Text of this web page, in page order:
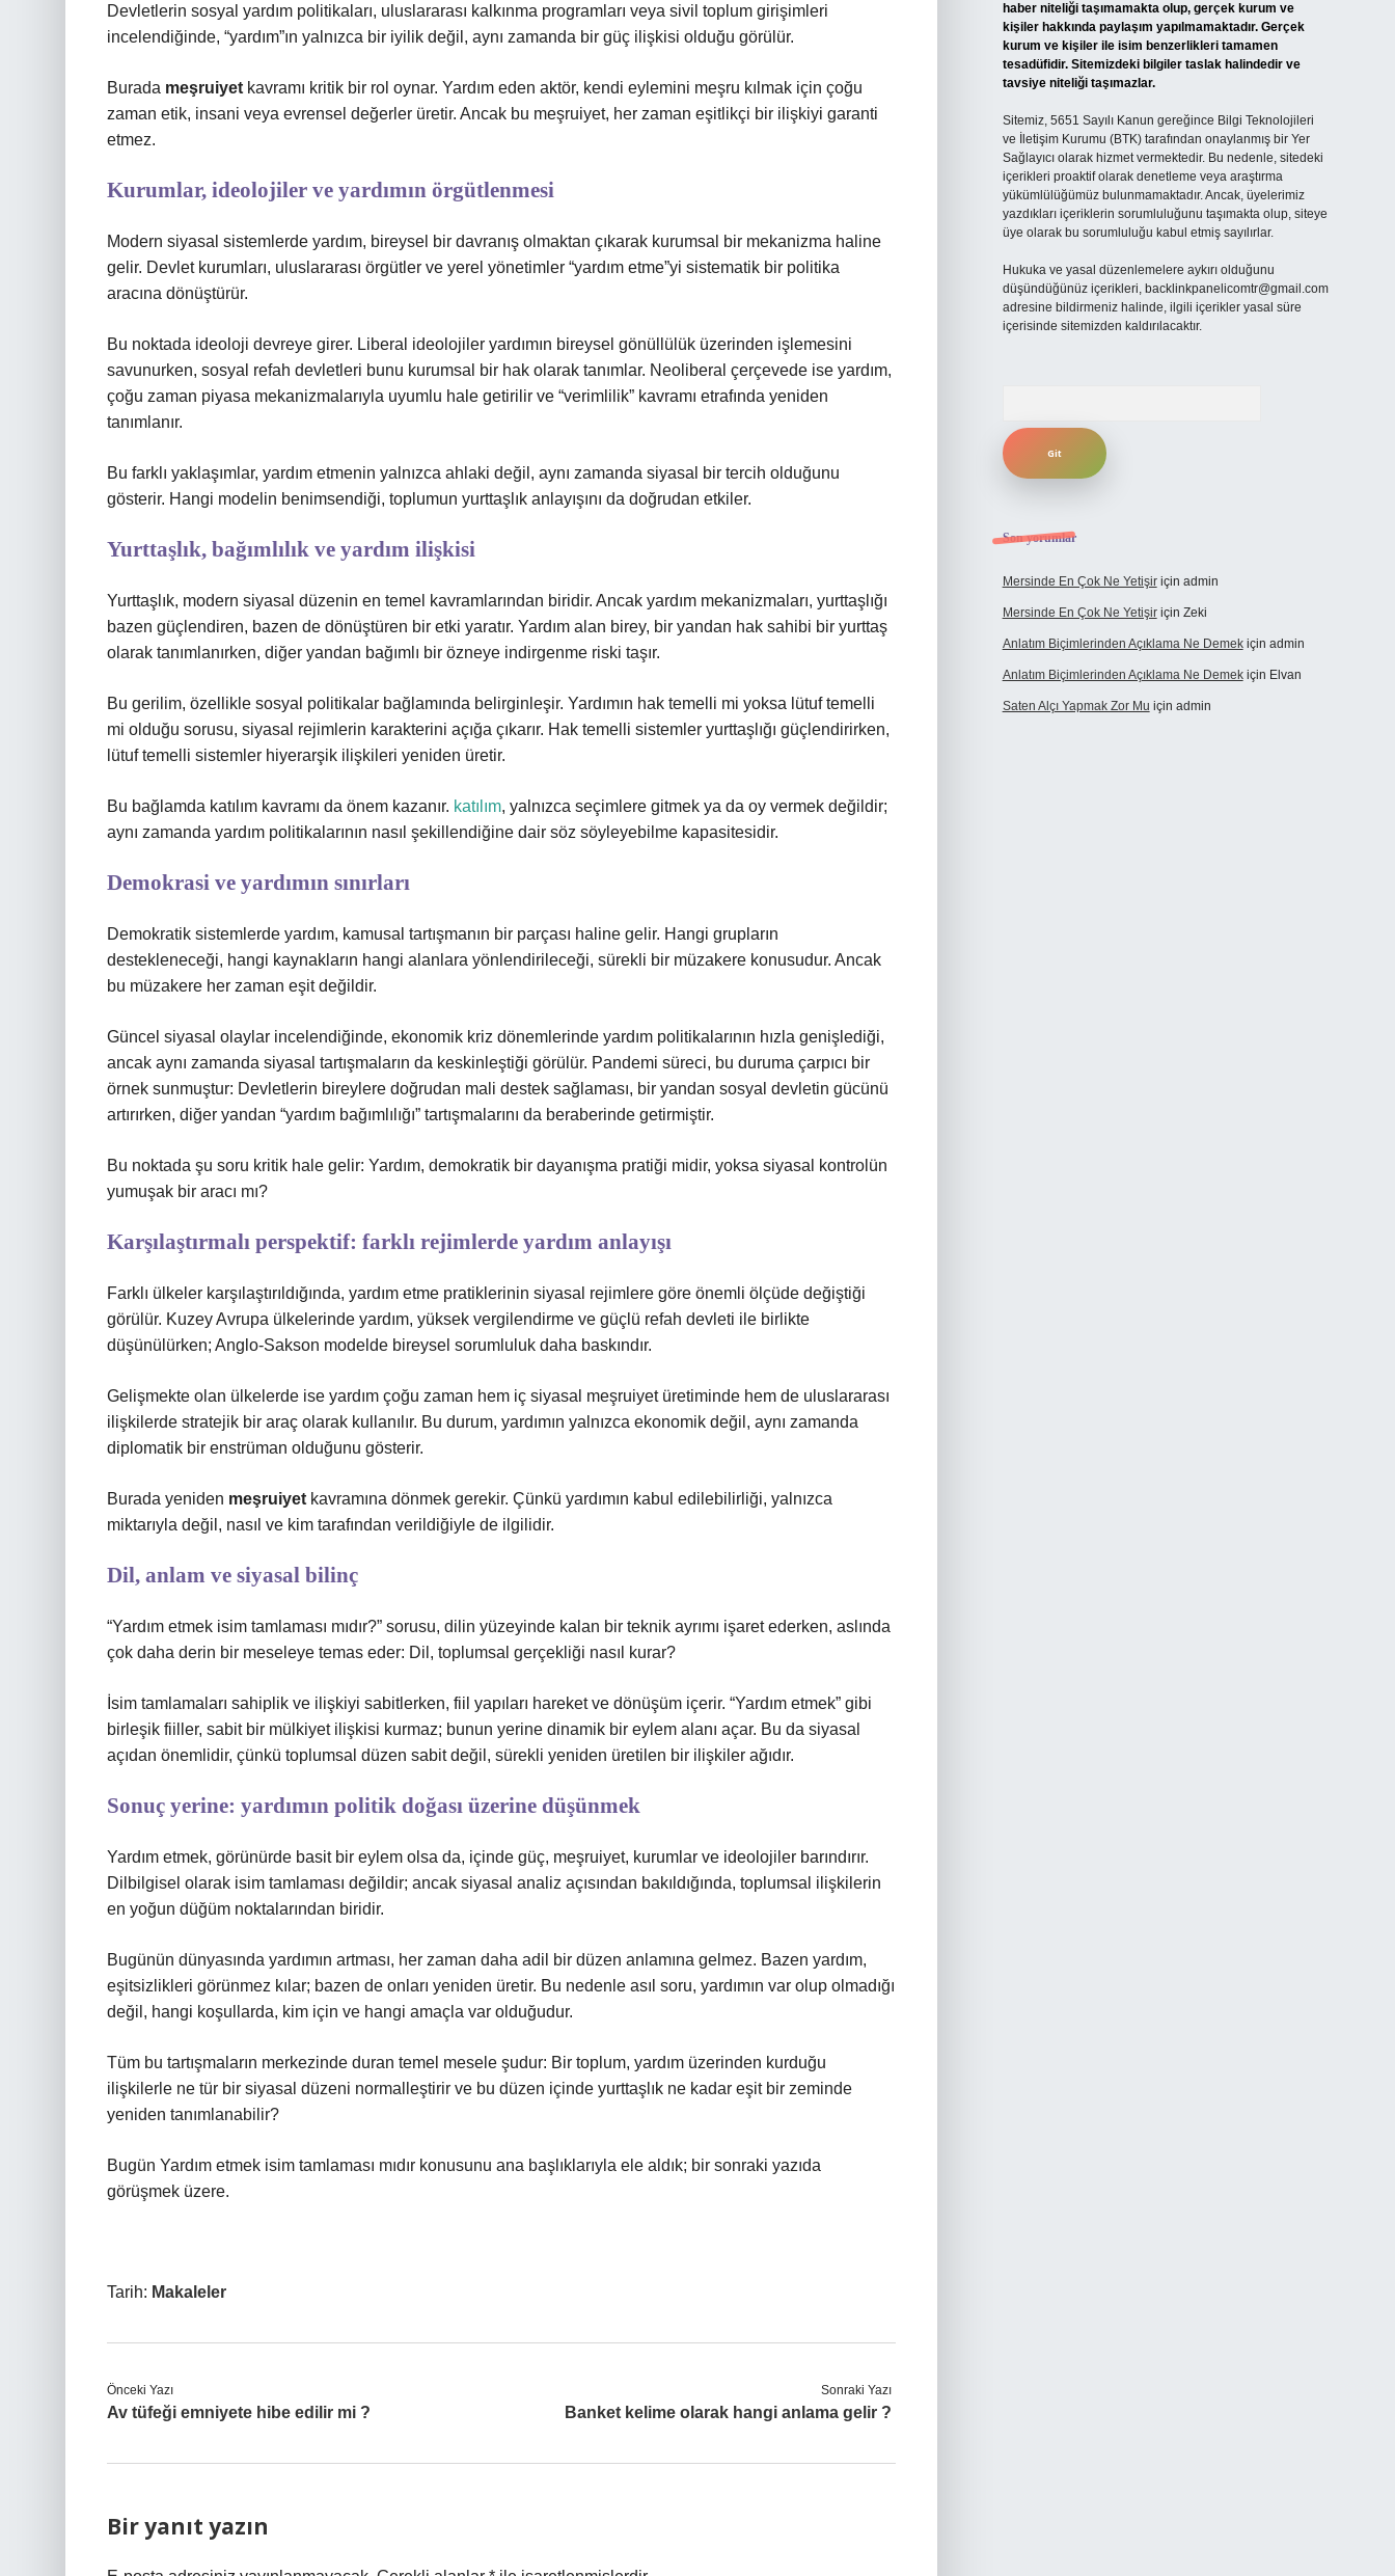
Devletlerin sosyal yardım politikaları, uluslararası kalkınma programları veya sivil toplum girişimleri
incelendiğinde, “yardım”ın yalnızca bir iyilik değil, aynı zamanda bir güç ilişkisi olduğu görülür.
Burada meşruiyet kavramı kritik bir rol oynar. Yardım eden aktör, kendi eylemini meşru kılmak için çoğu
zaman etik, insani veya evrensel değerler üretir. Ancak bu meşruiyet, her zaman eşitlikçi bir ilişkiyi garanti
etmez.
Kurumlar, ideolojiler ve yardımın örgütlenmesi
Modern siyasal sistemlerde yardım, bireysel bir davranış olmaktan çıkarak kurumsal bir mekanizma haline
gelir. Devlet kurumları, uluslararası örgütler ve yerel yönetimler “yardım etme”yi sistematik bir politika
aracına dönüştürür.
Bu noktada ideoloji devreye girer. Liberal ideolojiler yardımın bireysel gönüllülük üzerinden işlemesini
savunurken, sosyal refah devletleri bunu kurumsal bir hak olarak tanımlar. Neoliberal çerçevede ise yardım,
çoğu zaman piyasa mekanizmalarıyla uyumlu hale getirilir ve “verimlilik” kavramı etrafında yeniden
tanımlanır.
Bu farklı yaklaşımlar, yardım etmenin yalnızca ahlaki değil, aynı zamanda siyasal bir tercih olduğunu
gösterir. Hangi modelin benimsendiği, toplumun yurttaşlık anlayışını da doğrudan etkiler.
Yurttaşlık, bağımlılık ve yardım ilişkisi
Yurttaşlık, modern siyasal düzenin en temel kavramlarından biridir. Ancak yardım mekanizmaları, yurttaşlığı
bazen güçlendiren, bazen de dönüştüren bir etki yaratır. Yardım alan birey, bir yandan hak sahibi bir yurttaş
olarak tanımlanırken, diğer yandan bağımlı bir özneye indirgenme riski taşır.
Bu gerilim, özellikle sosyal politikalar bağlamında belirginleşir. Yardımın hak temelli mi yoksa lütuf temelli
mi olduğu sorusu, siyasal rejimlerin karakterini açığa çıkarır. Hak temelli sistemler yurttaşlığı güçlendirirken,
lütuf temelli sistemler hiyerarşik ilişkileri yeniden üretir.
Bu bağlamda katılım kavramı da önem kazanır. katılım, yalnızca seçimlere gitmek ya da oy vermek değildir;
aynı zamanda yardım politikalarının nasıl şekillendiğine dair söz söyleyebilme kapasitesidir.
Demokrasi ve yardımın sınırları
Demokratik sistemlerde yardım, kamusal tartışmanın bir parçası haline gelir. Hangi grupların
destekleneceği, hangi kaynakların hangi alanlara yönlendirileceği, sürekli bir müzakere konusudur. Ancak
bu müzakere her zaman eşit değildir.
Güncel siyasal olaylar incelendiğinde, ekonomik kriz dönemlerinde yardım politikalarının hızla genişlediği,
ancak aynı zamanda siyasal tartışmaların da keskinleştiği görülür. Pandemi süreci, bu duruma çarpıcı bir
örnek sunmuştur: Devletlerin bireylere doğrudan mali destek sağlaması, bir yandan sosyal devletin gücünü
artırırken, diğer yandan “yardım bağımlılığı” tartışmalarını da beraberinde getirmiştir.
Bu noktada şu soru kritik hale gelir: Yardım, demokratik bir dayanışma pratiği midir, yoksa siyasal kontrolün
yumuşak bir aracı mı?
Karşılaştırmalı perspektif: farklı rejimlerde yardım anlayışı
Farklı ülkeler karşılaştırıldığında, yardım etme pratiklerinin siyasal rejimlere göre önemli ölçüde değiştiği
görülür. Kuzey Avrupa ülkelerinde yardım, yüksek vergilendirme ve güçlü refah devleti ile birlikte
düşünülürken; Anglo-Sakson modelde bireysel sorumluluk daha baskındır.
Gelişmekte olan ülkelerde ise yardım çoğu zaman hem iç siyasal meşruiyet üretiminde hem de uluslararası
ilişkilerde stratejik bir araç olarak kullanılır. Bu durum, yardımın yalnızca ekonomik değil, aynı zamanda
diplomatik bir enstrüman olduğunu gösterir.
Burada yeniden meşruiyet kavramına dönmek gerekir. Çünkü yardımın kabul edilebilirliği, yalnızca
miktarıyla değil, nasıl ve kim tarafından verildiğiyle de ilgilidir.
Dil, anlam ve siyasal bilinç
“Yardım etmek isim tamlaması mıdır?” sorusu, dilin yüzeyinde kalan bir teknik ayrımı işaret ederken, aslında
çok daha derin bir meseleye temas eder: Dil, toplumsal gerçekliği nasıl kurar?
İsim tamlamaları sahiplik ve ilişkiyi sabitlerken, fiil yapıları hareket ve dönüşüm içerir. “Yardım etmek” gibi
birleşik fiiller, sabit bir mülkiyet ilişkisi kurmaz; bunun yerine dinamik bir eylem alanı açar. Bu da siyasal
açıdan önemlidir, çünkü toplumsal düzen sabit değil, sürekli yeniden üretilen bir ilişkiler ağıdır.
Sonuç yerine: yardımın politik doğası üzerine düşünmek
Yardım etmek, görünürde basit bir eylem olsa da, içinde güç, meşruiyet, kurumlar ve ideolojiler barındırır.
Dilbilgisel olarak isim tamlaması değildir; ancak siyasal analiz açısından bakıldığında, toplumsal ilişkilerin
en yoğun düğüm noktalarından biridir.
Bugünün dünyasında yardımın artması, her zaman daha adil bir düzen anlamına gelmez. Bazen yardım,
eşitsizlikleri görünmez kılar; bazen de onları yeniden üretir. Bu nedenle asıl soru, yardımın var olup olmadığı
değil, hangi koşullarda, kim için ve hangi amaçla var olduğudur.
Tüm bu tartışmaların merkezinde duran temel mesele şudur: Bir toplum, yardım üzerinden kurduğu
ilişkilerle ne tür bir siyasal düzeni normalleştirir ve bu düzen içinde yurttaşlık ne kadar eşit bir zeminde
yeniden tanımlanabilir?
Bugün Yardım etmek isim tamlaması mıdır konusunu ana başlıklarıyla ele aldık; bir sonraki yazıda
görüşmek üzere.
Tarih: Makaleler
Önceki Yazı
Av tüfeği emniyete hibe edilir mi ?
Sonraki Yazı
Banket kelime olarak hangi anlama gelir ?
Bir yanıt yazın
haber niteliği taşımamakta olup, gerçek kurum ve
kişiler hakkında paylaşım yapılmamaktadır. Gerçek
kurum ve kişiler ile isim benzerlikleri tamamen
tesadüfidir. Sitemizdeki bilgiler taslak halindedir ve
tavsiye niteliği taşımazlar.
Sitemiz, 5651 Sayılı Kanun gereğince Bilgi Teknolojileri
ve İletişim Kurumu (BTK) tarafından onaylanmış bir Yer
Sağlayıcı olarak hizmet vermektedir. Bu nedenle, sitedeki
içerikleri proaktif olarak denetleme veya araştırma
yükümlülüğümüz bulunmamaktadır. Ancak, üyelerimiz
yazdıkları içeriklerin sorumluluğunu taşımakta olup, siteye
üye olarak bu sorumluluğu kabul etmiş sayılırlar.
Hukuka ve yasal düzenlemelere aykırı olduğunu
düşündüğünüz içerikleri, backlinkpanelicomtr@gmail.com
adresine bildirmeniz halinde, ilgili içerikler yasal süre
içerisinde sitemizden kaldırılacaktır.
Son yorumlar
Mersinde En Çok Ne Yetişiriçin admin
Mersinde En Çok Ne Yetişiriçin Zeki
Anlatım Biçimlerinden Açıklama Ne Demekiçin admin
Anlatım Biçimlerinden Açıklama Ne Demekiçin Elvan
Saten Alçı Yapmak Zor Mu için admin